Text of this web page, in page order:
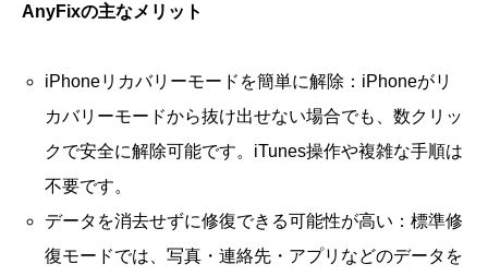
AnyFixの主なメリット
iPhoneリカバリーモードを簡単に解除：iPhoneがリ
カバリーモードから抜け出せない場合でも、数クリッ
クで安全に解除可能です。iTunes操作や複雑な手順は
不要です。
データを消去せずに修復できる可能性が高い：標準修
復モードでは、写真・連絡先・アプリなどのデータを